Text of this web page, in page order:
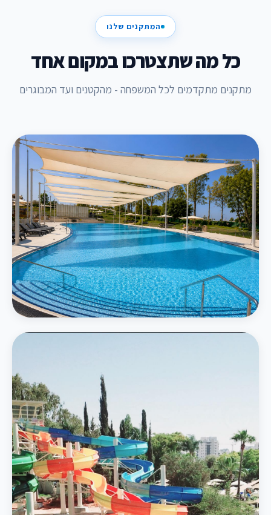
המתקנים שלנו
כל מה שתצטרכו במקום אחד
מתקנים מתקדמים לכל המשפחה - מהקטנים ועד המבוגרים
בריכה חיצונית גדולה
פרטים נוספים